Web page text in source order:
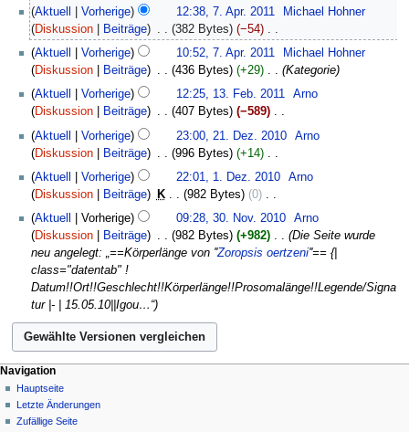
K
e
i
n
e
B
e
r
b
e
i
t
u
s
z
s
a
m
m
e
n
April
2011
Aktuell Vorherige 12:38, 7. Apr. 2011
Michael Hohner
Diskussion
Beiträge 382 Bytes −54 ‎
K
e
n
e
B
e
r
b
e
i
t
u
n
g
s
z
s
a
m
m
Aktuell Vorherige 10:52, 7. Apr. 2011
Michael Hohner
Diskussion
Beiträge 436 Bytes +29 ‎ Kategorie
13.
Februar
Aktuell Vorherige 12:25, 13. Feb. 2011
Arno
Diskussion
Beiträge 407 Bytes −589 ‎
K
e
n
e
B
e
a
r
b
e
t
u
n
g
s
z
Dezember
Aktuell Vorherige 23:00, 21. Dez. 2010
Arno
Diskussion
Beiträge 996 Bytes +14 ‎
K
e
n
e
B
e
a
r
b
e
t
u
n
Dezember
Aktuell Vorherige 22:01, 1. Dez. 2010
Arno
Diskussion
Beiträge K 982 Bytes 0 ‎
K
e
e
B
a
r
b
e
i
t
30.
November
2010
Aktuell Vorherige 09:28, 30. Nov. 2010
Arno
Diskussion
Beiträge 982 Bytes +982 ‎
Die Seite wurde
neu angelegt: „==Körperlänge von ''Zoropsis oertzeni''== {|
class="datentab" !
Datum!!Ort!!Geschlecht!!Körperlänge!!Prosomalänge!!Legende/Signa
tur |- | 15.05.10||Igou…“
Navigation
Hauptseite
Letzte Änderungen
Zufällige Seite